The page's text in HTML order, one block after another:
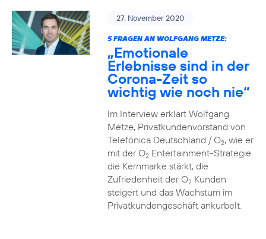
27. November 2020
5 FRAGEN AN WOLFGANG METZE:
„Emotionale
Erlebnisse sind in der
Corona-Zeit so
wichtig wie noch nie“
Im Interview erklärt Wolfgang
Metze, Privatkundenvorstand von
Telefónica Deutschland / O2, wie er
mit der O2Entertainment-Strategie
die Kernmarke stärkt, die
Zufriedenheit der O2Kunden
steigert und das Wachstum im
Privatkundengeschäft ankurbelt.